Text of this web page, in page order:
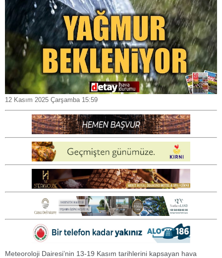
12 Kasım 2025 Çarşamba 15:59
Meteoroloji Dairesi’nin 13-19 Kasım tarihlerini kapsayan hava